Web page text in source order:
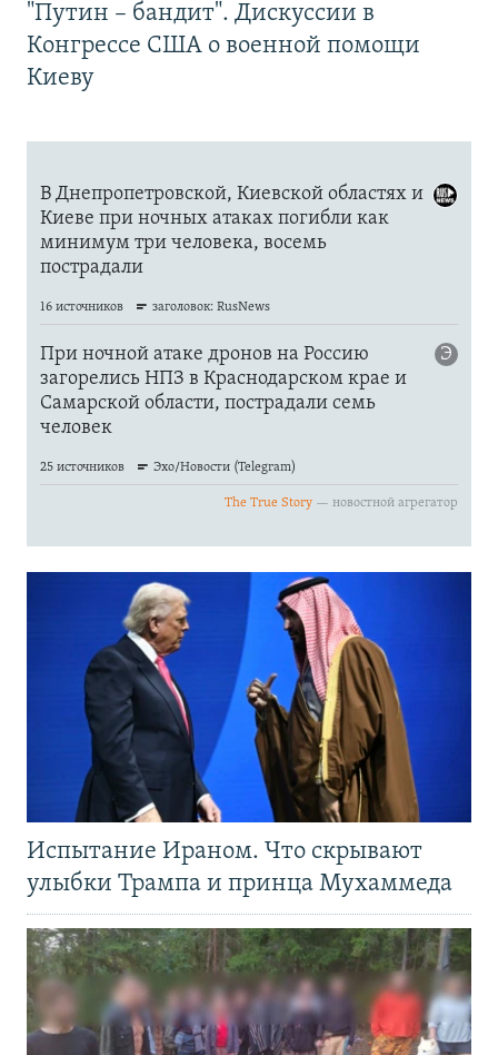
"Путин – бандит". Дискуссии в
Конгрессе США о военной помощи
Киеву
Испытание Ираном. Что скрывают
улыбки Трампа и принца Мухаммеда